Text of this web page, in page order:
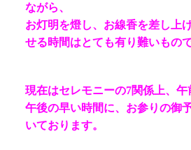
ながら、
お灯明を燈し、お線香を差し上
せる時間はとても有り難いもので
現在はセレモニーの7関係上、午
午後の早い時間に、お参りの御
いております。